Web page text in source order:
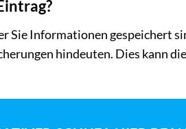
Sie Informationen gespeichert
hindeuten. Dies kann